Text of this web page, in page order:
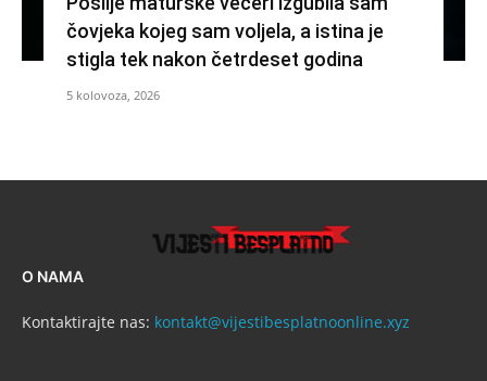
čovjeka kojeg sam voljela, a istina je
stigla tek nakon četrdeset godina
5 kolovoza, 2026
O NAMA
Kontaktirajte nas: kontakt@vijestibesplatnoonline.xyz